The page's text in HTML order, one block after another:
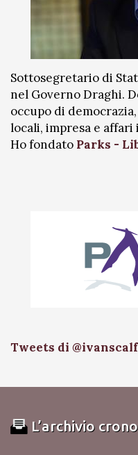
Sottosegretario di
nel Governo Draghi.
occupo di
locali, impresa e
Ho fondato Parks -
Tweets di
L’archivio